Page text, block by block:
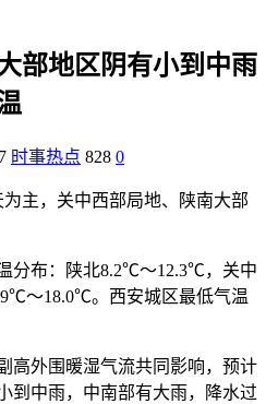
部地区阴有小到中雨
时事热点 828 0
主，关中西部局地、陕南大部
分布：陕北8.2℃～12.3℃，关中
～18.0℃。西安城区最低气温
高外围暖湿气流共同影响，预计
到中雨，中南部有大雨，降水过